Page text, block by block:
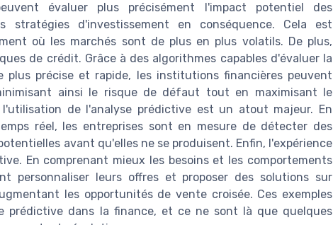
évaluer plus précisément l'impact potentiel des
d'investissement en conséquence. Cela est
où les marchés sont de plus en plus volatils. De plus,
de crédit. Grâce à des algorithmes capables d'évaluer la
plus précise et rapide, les institutions financières peuvent
ainsi le risque de défaut tout en maximisant le
de l'analyse prédictive est un atout majeur. En
réel, les entreprises sont en mesure de détecter des
avant qu'elles ne se produisent. Enfin, l'expérience
En comprenant mieux les besoins et les comportements
personnaliser leurs offres et proposer des solutions sur
les opportunités de vente croisée. Ces exemples
prédictive dans la finance, et ce ne sont là que quelques